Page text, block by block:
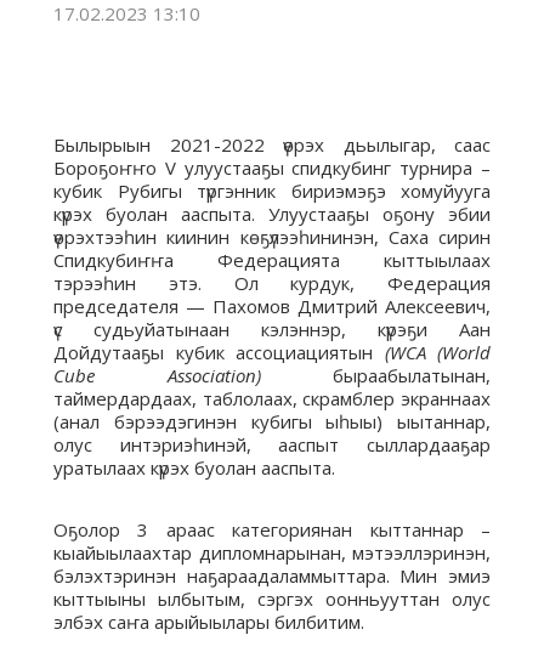
17.02.2023 13:10
Былырыын 2021-2022 үөрэх дьылыгар, саас
Бороҕоҥҥо V улуустааҕы спидкубинг турнира –
кубик Рубигы түргэнник бириэмэҕэ хомуйууга
күрэх буолан ааспыта. Улуустааҕы оҕону эбии
үөрэхтээһин киинин көҕүлээһининэн, Саха сирин
Спидкубиҥҥа Федерацията кыттыылаах
тэрээһин этэ. Ол курдук, Федерация
председателя — Пахомов Дмитрий Алексеевич,
үс судьуйатынаан кэлэннэр, күрэҕи Аан
Дойдутааҕы кубик ассоциациятын (WCA (World
Cube Association) быраабылатынан,
таймердардаах, таблолаах, скрамблер экраннаах
(анал бэрээдэгинэн кубигы ыһыы) ыытаннар,
олус интэриэһинэй, ааспыт сыллардааҕар
уратылаах күрэх буолан ааспыта.
Оҕолор 3 араас категориянан кыттаннар –
кыайыылаахтар дипломнарынан, мэтээллэринэн,
бэлэхтэринэн наҕараадаламмыттара. Мин эмиэ
кыттыыны ылбытым, сэргэх оонньууттан олус
элбэх саҥа арыйыылары билбитим.